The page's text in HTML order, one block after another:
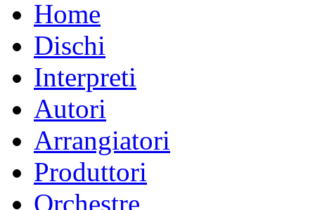
Home
Dischi
Interpreti
Autori
Arrangiatori
Produttori
Orchestre